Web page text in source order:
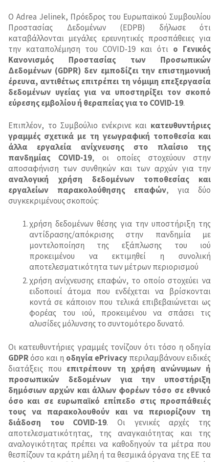
Ο Adrea Jelinek, Πρόεδρος του Ευρωπαϊκού Συμβουλίου
Προστασίας Δεδομένων (EDPB) δήλωσε ότι
καταβάλλονται μεγάλες ερευνητικές προσπάθειες για
την καταπολέμηση του COVID-19 και ότι ο Γενικός
Κανονισμός Προστασίας των Προσωπικών
Δεδομένων (GDPR) δεν εμποδίζει την επιστημονική
έρευνα, αντιθέτως επιτρέπει τη νόμιμη επεξεργασία
δεδομένων υγείας για να υποστηρίξει τον σκοπό
εύρεσης εμβολίου ή θεραπείας για το COVID-19.
Επιπλέον, το Συμβούλιο ενέκρινε και κατευθυντήριες
γραμμές σχετικά με τη γεωγραφική τοποθεσία και
άλλα εργαλεία ανίχνευσης στο πλαίσιο της
πανδημίας COVID-19, οι οποίες στοχεύουν στην
αποσαφήνιση των συνθηκών και των αρχών για την
αναλογική χρήση δεδομένων τοποθεσίας και
εργαλείων παρακολούθησης επαφών, για δύο
συγκεκριμένους σκοπούς:
χρήση δεδομένων θέσης για την υποστήριξη της
αντίδρασης/απόκρισης στην πανδημία με
μοντελοποίηση της εξάπλωσης του ιού
προκειμένου να εκτιμηθεί η συνολική
αποτελεσματικότητα των μέτρων περιορισμού
χρήση ανίχνευσης επαφών, το οποίο στοχεύει να
ειδοποιεί άτομα που ενδέχεται να βρίσκονται
κοντά σε κάποιον που τελικά επιβεβαιώνεται ως
φορέας του ιού, προκειμένου να σπάσει τις
αλυσίδες μόλυνσης το συντομότερο δυνατό.
Οι κατευθυντήριες γραμμές τονίζουν ότι τόσο η οδηγία
GDPRόσο και η οδηγίαePrivacy περιλαμβάνουν ειδικές
διατάξεις που επιτρέπουν τη χρήση ανώνυμων ή
προσωπικών δεδομένων για την υποστήριξη
δημόσιων αρχών και άλλων φορέων τόσο σε εθνικό
όσο και σε ευρωπαϊκό επίπεδο στις προσπάθειές
τους να παρακολουθούν και να περιορίζουν τη
διάδοση του COVID-19. Οι γενικές αρχές της
αποτελεσματικότητας, της αναγκαιότητας και της
αναλογικότητας πρέπει να καθοδηγούν τα μέτρα που
θεσπίζουν τα κράτη μέλη ή τα θεσμικά όργανα της ΕΕ τα